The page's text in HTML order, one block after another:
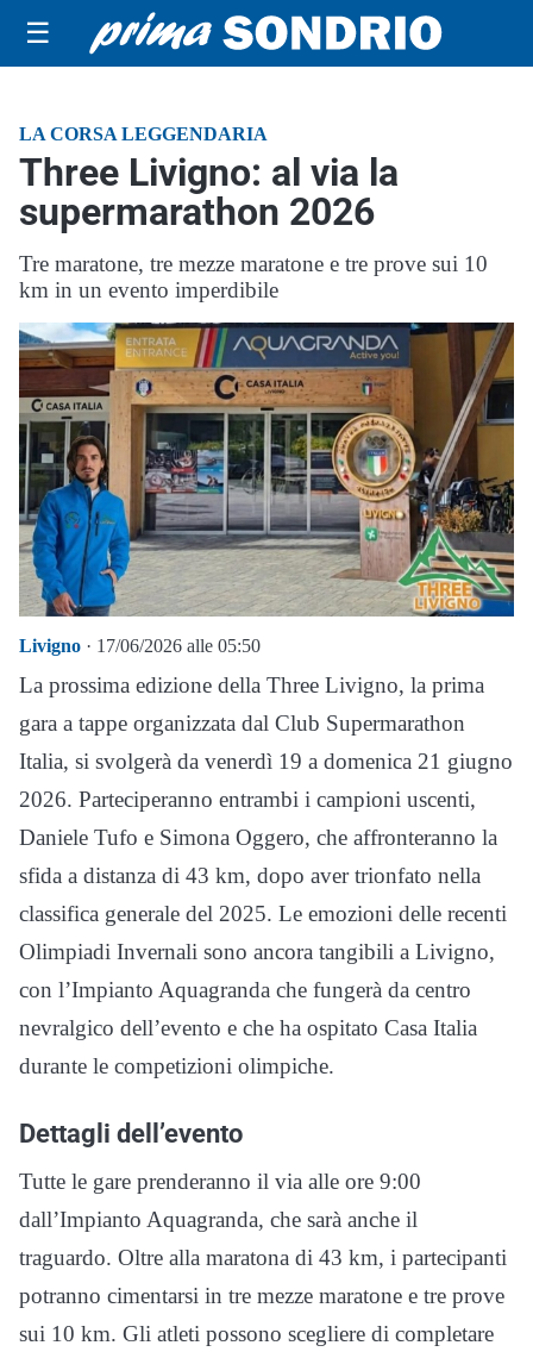
☰
LA CORSA LEGGENDARIA
Three Livigno: al via la
supermarathon 2026
Tre maratone, tre mezze maratone e tre prove sui 10
km in un evento imperdibile
Livigno · 17/06/2026 alle 05:50
La prossima edizione della Three Livigno, la prima
gara a tappe organizzata dal Club Supermarathon
Italia, si svolgerà da venerdì 19 a domenica 21 giugno
2026. Parteciperanno entrambi i campioni uscenti,
Daniele Tufo e Simona Oggero, che affronteranno la
sfida a distanza di 43 km, dopo aver trionfato nella
classifica generale del 2025. Le emozioni delle recenti
Olimpiadi Invernali sono ancora tangibili a Livigno,
con l’Impianto Aquagranda che fungerà da centro
nevralgico dell’evento e che ha ospitato Casa Italia
durante le competizioni olimpiche.
Dettagli dell’evento
Tutte le gare prenderanno il via alle ore 9:00
dall’Impianto Aquagranda, che sarà anche il
traguardo. Oltre alla maratona di 43 km, i partecipanti
potranno cimentarsi in tre mezze maratone e tre prove
sui 10 km. Gli atleti possono scegliere di completare